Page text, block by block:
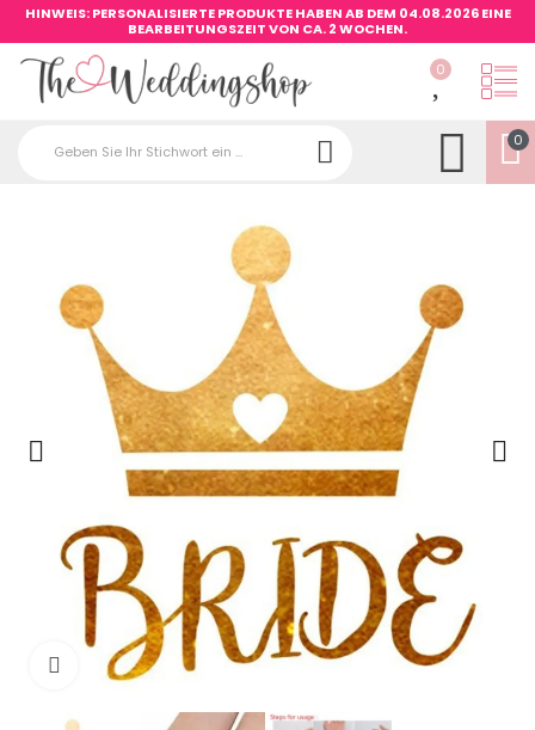
HINWEIS: PERSONALISIERTE PRODUKTE HABEN AB DEM 04.08.2026 EINE
BEARBEITUNGSZEIT VON CA. 2 WOCHEN.
0
0
klicken um zu vergrößern